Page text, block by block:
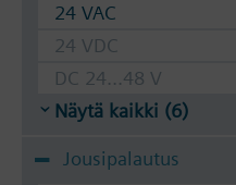
24 VAC
24 VDC
DC 24...48 V
Näytä kaikki (6)
Jousipalautus